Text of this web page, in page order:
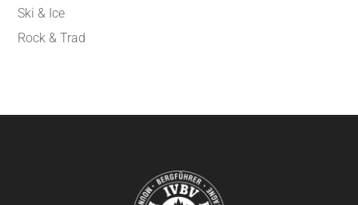
Ski & Ice
Rock & Trad